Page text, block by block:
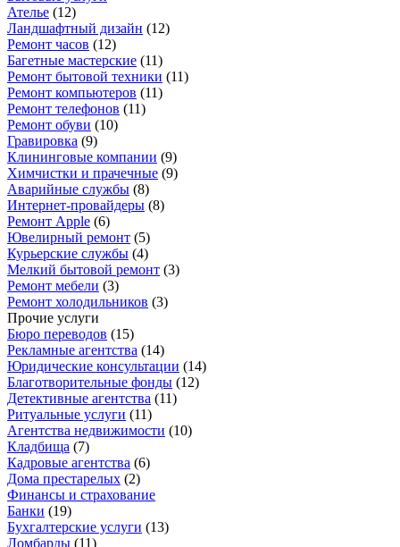
Ателье (12)
Ландшафтный дизайн (12)
Ремонт часов (12)
Багетные мастерские (11)
Ремонт бытовой техники (11)
Ремонт компьютеров (11)
Ремонт телефонов (11)
Ремонт обуви (10)
Гравировка (9)
Клининговые компании (9)
Химчистки и прачечные (9)
Аварийные службы (8)
Интернет-провайдеры (8)
Ремонт Apple (6)
Ювелирный ремонт (5)
Курьерские службы (4)
Мелкий бытовой ремонт (3)
Ремонт мебели (3)
Ремонт холодильников (3)
Прочие услуги
Бюро переводов (15)
Рекламные агентства (14)
Юридические консультации (14)
Благотворительные фонды (12)
Детективные агентства (11)
Ритуальные услуги (11)
Агентства недвижимости (10)
Кладбища (7)
Кадровые агентства (6)
Дома престарелых (2)
Финансы и страхование
Банки (19)
Бухгалтерские услуги (13)
Ломбарды (11)